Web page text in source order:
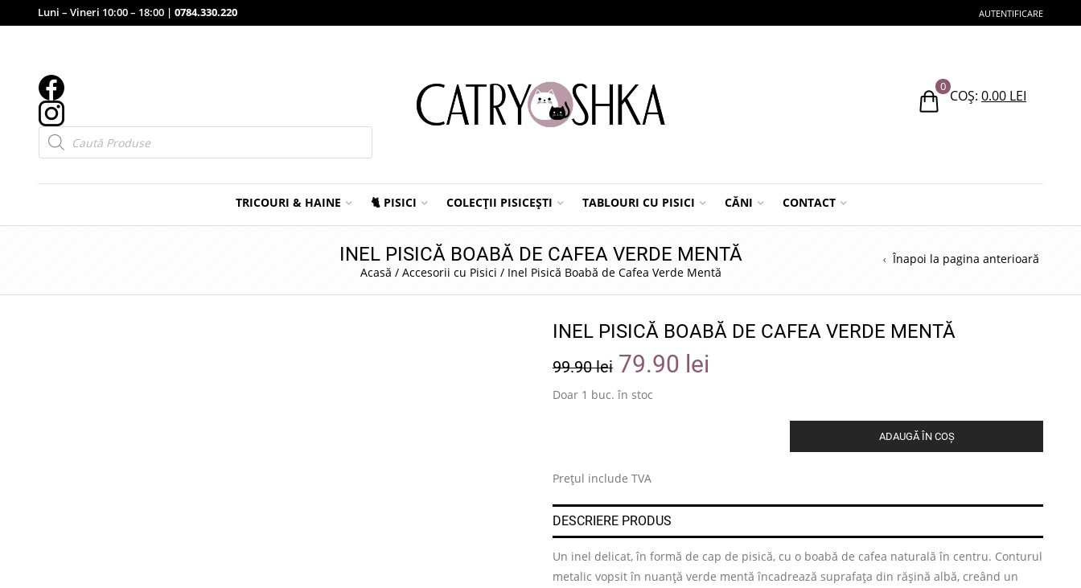
Luni – Vineri 10:00 – 18:00 | 0784.330.220 AUTENTIFICARE
Products
search
0
COȘ: 0.00 LEI
TRICOURI & HAINE 🐈 PISICI COLECȚII PISICEȘTI TABLOURI CU PISICI CĂNI CONTACT
INEL PISICĂ BOABĂ DE CAFEA VERDE MENTĂ
Acasă / Accesorii cu Pisici / Inel Pisică Boabă de Cafea Verde Mentă
Înapoi la pagina anterioară
INEL PISICĂ BOABĂ DE CAFEA VERDE MENTĂ
99.90lei 79.90 lei
Doar 1 buc. în stoc
ADAUGĂ ÎN COȘ
Prețul include TVA
DESCRIERE PRODUS
Un inel delicat, în formă de cap de pisică, cu o boabă de cafea naturală în centru. Conturul
metalic vopsit în nuanță verde mentă încadrează suprafața din rășină albă, creând un